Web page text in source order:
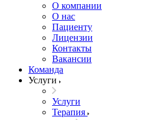
О компании
О нас
Пациенту
Лицензии
Контакты
Вакансии
Команда
Услуги
Услуги
Терапия